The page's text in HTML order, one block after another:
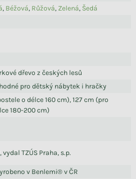
, Béžová, Růžová, Zelená, Šedá
dřevo z českých lesů
pro dětský nábytek i hračky
o délce 160 cm), 127 cm (pro
180-200 cm)
vydal TZÚS Praha, s.p.
v Benlemi® v ČR